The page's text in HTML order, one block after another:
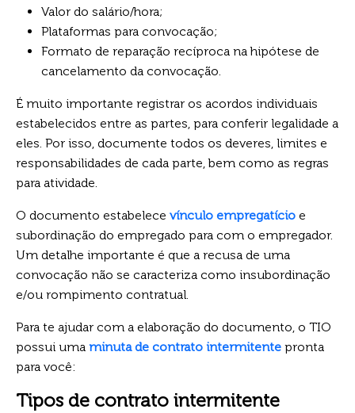
Valor do salário/hora;
Plataformas para convocação;
Formato de reparação recíproca na hipótese de
cancelamento da convocação.
É muito importante registrar os acordos individuais
estabelecidos entre as partes, para conferir legalidade a
eles. Por isso, documente todos os deveres, limites e
responsabilidades de cada parte, bem como as regras
para atividade.
O documento estabelece vínculo empregatício e
subordinação do empregado para com o empregador.
Um detalhe importante é que a recusa de uma
convocação não se caracteriza como insubordinação
e/ou rompimento contratual.
Para te ajudar com a elaboração do documento, o TIO
possui uma minuta de contrato intermitente pronta
para você:
Tipos de contrato intermitente